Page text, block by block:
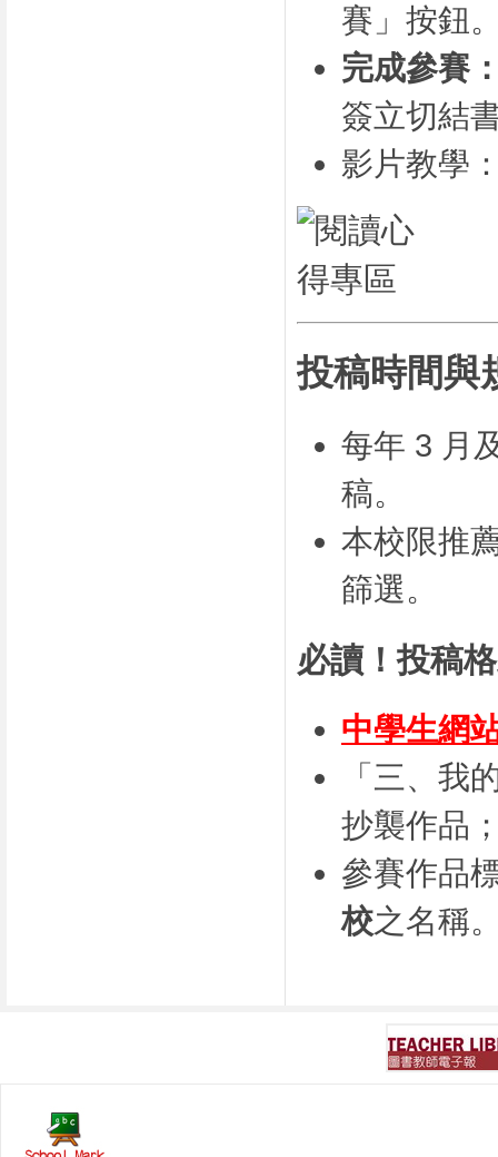
賽」按鈕
完成參賽
簽立切結
影片教學
投稿時間與
每年 3 月
稿。
本校限推
篩選。
必讀！投稿
中學生網
「三、我
抄襲作品
參賽作品
校之名稱